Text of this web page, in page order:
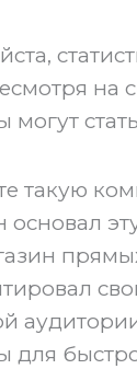
на
могут
такую
для